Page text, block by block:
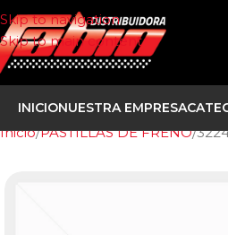
Skip to navigation
Skip to main content
INICIONUESTRA EMPRESA
Inicio PASTILLAS DE FRENO